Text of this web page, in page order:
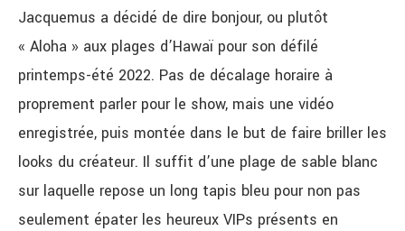
Jacquemus a décidé de dire bonjour, ou plutôt
« Aloha » aux plages d’Hawaï pour son défilé
printemps-été 2022. Pas de décalage horaire à
proprement parler pour le show, mais une vidéo
enregistrée, puis montée dans le but de faire briller les
looks du créateur. Il suffit d’une plage de sable blanc
sur laquelle repose un long tapis bleu pour non pas
seulement épater les heureux VIPs présents en